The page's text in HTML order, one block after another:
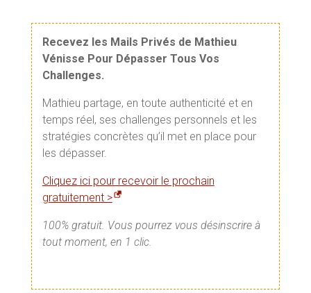
Recevez les Mails Privés de Mathieu
Vénisse Pour Dépasser Tous Vos
Challenges.
Mathieu partage, en toute authenticité et en
temps réel, ses challenges personnels et les
stratégies concrètes qu’il met en place pour
les dépasser.
Cliquez ici pour recevoir le prochain
gratuitement >
100% gratuit. Vous pourrez vous désinscrire à
tout moment, en 1 clic.